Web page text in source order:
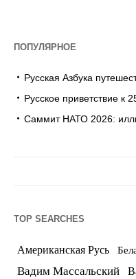
ПОПУЛЯРНОЕ
Русская Азбука
Русское приветствие к
Саммит НАТО 2026:
TOP SEARCHES
Американская Русь
Вадим Массальский